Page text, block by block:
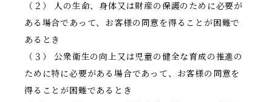
（２） 人の生命、身体又は財産の保護のために必要が
ある場合であって、お客様の同意を得ることが困難で
あるとき
（３） 公衆衛生の向上又は児童の健全な育成の推進の
ために特に必要がある場合であって、お客様の同意を
得ることが困難であるとき